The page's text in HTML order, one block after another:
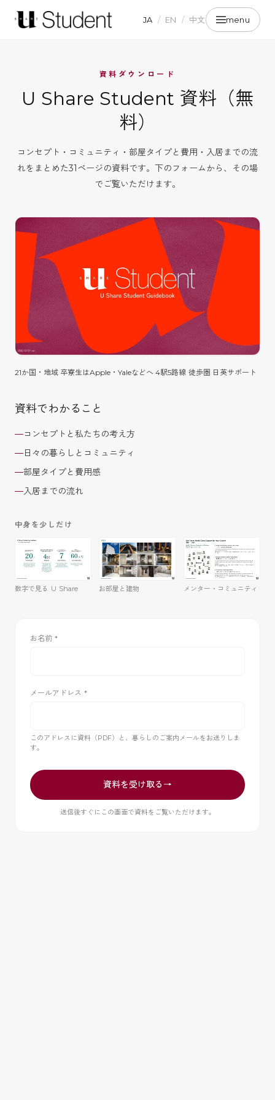
JA / EN / 中文 menu
資料ダウンロード
U Share Student 資料（無
料）
コンセプト・コミュニティ・部屋タイプと費用・入居までの流
れをまとめた31ページの資料です。下のフォームから、その場
でご覧いただけます。
21か国・地域·卒寮生はApple・Yaleなどへ·4駅5路線 徒歩圏 · 日英サポート
資料でわかること
—コンセプトと私たちの考え方
—日々の暮らしとコミュニティ
—部屋タイプと費用感
—入居までの流れ
中身を少しだけ
数字で見る U Share お部屋と建物 メンター・コミュニティ
お名前 *
メールアドレス *
このアドレスに資料（PDF）と、暮らしのご案内メールをお送りしま
す。
資料を受け取る →
送信後すぐにこの画面で資料をご覧いただけます。